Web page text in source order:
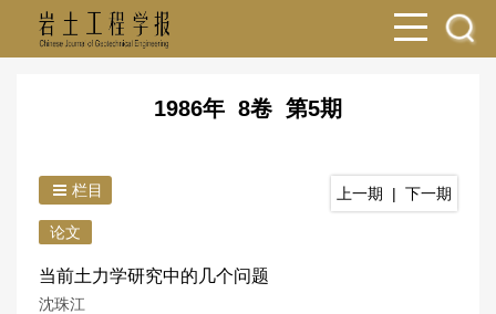
1986年 8卷 第5期
栏目 上一期 | 下一期
论文
当前土力学研究中的几个问题
沈珠江